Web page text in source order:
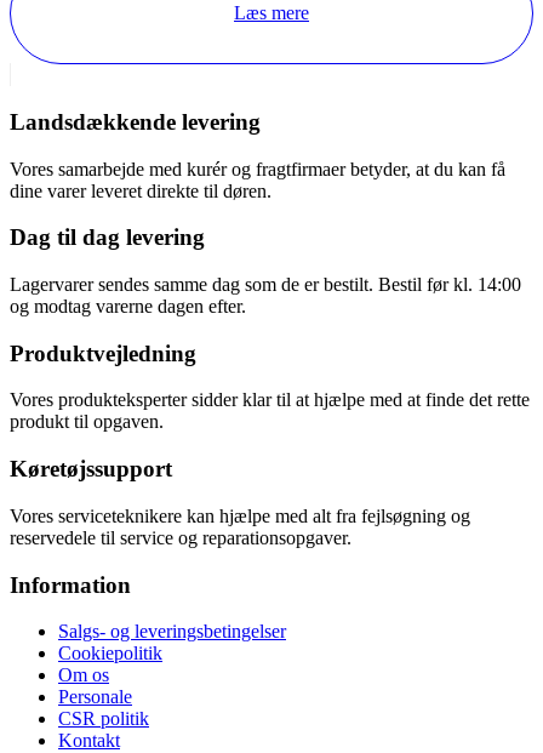
Læs mere
Landsdækkende levering
Vores samarbejde med kurér og fragtfirmaer betyder, at du kan få
dine varer leveret direkte til døren.
Dag til dag levering
Lagervarer sendes samme dag som de er bestilt. Bestil før kl. 14:00
og modtag varerne dagen efter.
Produktvejledning
Vores produkteksperter sidder klar til at hjælpe med at finde det rette
produkt til opgaven.
Køretøjssupport
Vores serviceteknikere kan hjælpe med alt fra fejlsøgning og
reservedele til service og reparationsopgaver.
Information
Salgs- og leveringsbetingelser
Cookiepolitik
Om os
Personale
CSR politik
Kontakt